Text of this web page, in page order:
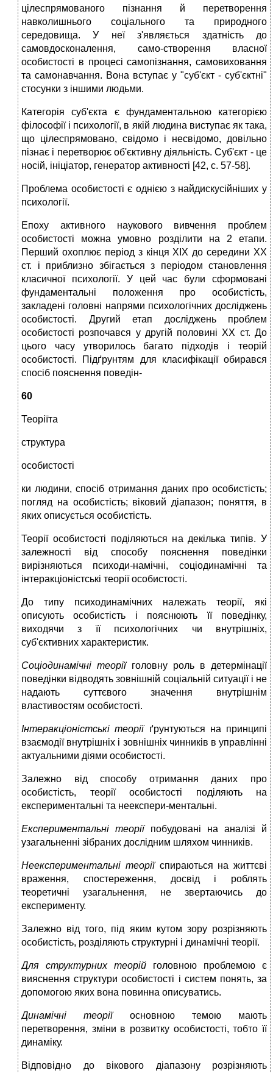
цілеспрямованого пізнання й перетворення
навколишнього соціального та природного
середовища. У неї з'являється здатність до
самовдосконалення, само-створення власної
особистості в процесі самопізнання, самовиховання
та самонавчання. Вона вступає у "суб'єкт - суб'єктні"
стосунки з іншими людьми.
Категорія суб'єкта є фундаментальною категорією
філософії і психології, в якій людина виступає як така,
що цілеспрямовано, свідомо і несвідомо, довільно
пізнає і перетворює об'єктивну діяльність. Суб'єкт - це
носій, ініціатор, генератор активності [42, с. 57-58].
Проблема особистості є однією з найдискусійніших у
психології.
Епоху активного наукового вивчення проблем
особистості можна умовно розділити на 2 етапи.
Перший охоплює період з кінця XIX до середини XX
ст. і приблизно збігається з періодом становлення
класичної психології. У цей час були сформовані
фундаментальні положення про особистість,
закладені головні напрями психологічних досліджень
особистості. Другий етап досліджень проблем
особистості розпочався у другій половині XX ст. До
цього часу утворилось багато підходів і теорій
особистості. Підґрунтям для класифікації обирався
спосіб пояснення поведін-
60
Теоріїта
структура
особистості
ки людини, спосіб отримання даних про особистість;
погляд на особистість; віковий діапазон; поняття, в
яких описується особистість.
Теорії особистості поділяються на декілька типів. У
залежності від способу пояснення поведінки
вирізняються психоди-намічні, соціодинамічні та
інтеракціоністські теорії особистості.
До типу психодинамічних належать теорії, які
описують особистість і пояснюють її поведінку,
виходячи з її психологічних чи внутрішніх,
суб'єктивних характеристик.
Соціодинамічні теорії головну роль в детермінації
поведінки відводять зовнішній соціальній ситуації і не
надають суттєвого значення внутрішнім
властивостям особистості.
Інтеракціоністські теорії ґрунтуються на принципі
взаємодії внутрішніх і зовнішніх чинників в управлінні
актуальними діями особистості.
Залежно від способу отримання даних про
особистість, теорії особистості поділяють на
експериментальні та неекспери-ментальні.
Експериментальні теорії побудовані на аналізі й
узагальненні зібраних дослідним шляхом чинників.
Неекспериментальні теорії спираються на життєві
враження, спостереження, досвід і роблять
теоретичні узагальнення, не звертаючись до
експерименту.
Залежно від того, під яким кутом зору розрізняють
особистість, розділяють структурні і динамічні теорії.
Для структурних теорій головною проблемою є
вияснення структури особистості і систем понять, за
допомогою яких вона повинна описуватись.
Динамічні теорії основною темою мають
перетворення, зміни в розвитку особистості, тобто її
динаміку.
Відповідно до вікового діапазону розрізняють